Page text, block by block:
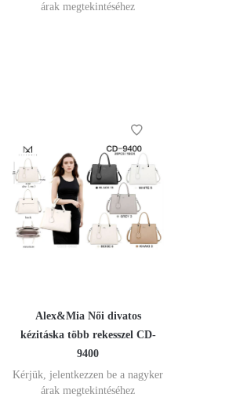
árak megtekintéséhez
Alex&Mia Női divatos
kézitáska több rekesszel CD-
9400
Kérjük, jelentkezzen be a nagyker
árak megtekintéséhez